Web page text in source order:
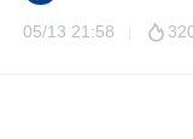
05/13 21:58